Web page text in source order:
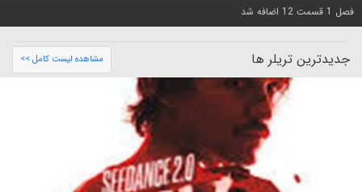
فصل 1 قسمت 12 اضافه شد
جدیدترین تریلر ها مشاهده لیست کامل >>